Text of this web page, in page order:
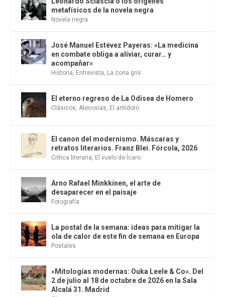
metafísicos de la novela negra
Novela negra
José Manuel Estévez Payeras: «La medicina
en combate obliga a aliviar, curar… y
acompañar»
Historia, Entrevista, La zona gris
El eterno regreso de La Odisea de Homero
Clásicos,Alevosías, El antídoto
El canon del modernismo. Máscaras y
retratos literarios. Franz Blei. Fórcola, 2026
Crítica literaria, El vuelo de Ícaro
Arno Rafael Minkkinen, el arte de
desaparecer en el paisaje
Fotografía
La postal de la semana: ideas para mitigar la
ola de calor de este fin de semana en Europa
Postales
«Mitologías modernas: Ouka Leele & Co». Del
2 de julio al 18 de octubre de 2026 en la Sala
Alcalá 31. Madrid